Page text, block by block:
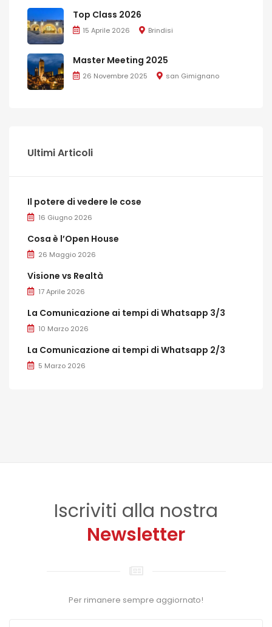
Top Class 2026
15 Aprile 2026 Brindisi
Master Meeting 2025
26 Novembre 2025 san Gimignano
Ultimi Articoli
Il potere di vedere le cose
16 Giugno 2026
Cosa è l’Open House
26 Maggio 2026
Visione vs Realtà
17 Aprile 2026
La Comunicazione ai tempi di Whatsapp 3/3
10 Marzo 2026
La Comunicazione ai tempi di Whatsapp 2/3
5 Marzo 2026
Iscriviti alla nostra
Newsletter
Per rimanere sempre aggiornato!